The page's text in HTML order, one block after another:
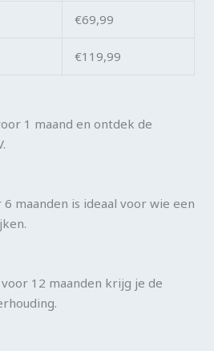
€69,99
€119,99
1 maand en ontdek de
maanden is ideaal voor wie een
12 maanden krijg je de